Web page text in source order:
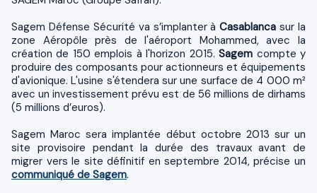
Sagem Défense Sécurité va s’implanter àCasablancasur la
zone Aéropôle près de l'aéroport Mohammed, avec la
création de 150 emplois à l'horizon 2015.Sagem compte y
produire des composants pour actionneurs et équipements
d'avionique. L'usine s'étendera sur une surface de 4 000 m²
avec un investissement prévu est de 56 millions de dirhams
(5 millions d’euros).
Sagem Maroc sera implantée début octobre 2013 sur un
site provisoire pendant la durée des travaux avant de
migrer vers le site définitif en septembre 2014, précise un
communiqué de Sagem.